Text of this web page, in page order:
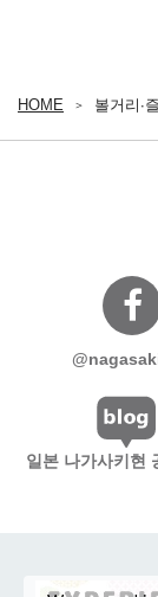
HOME 볼거리∙
일본 나가사키현